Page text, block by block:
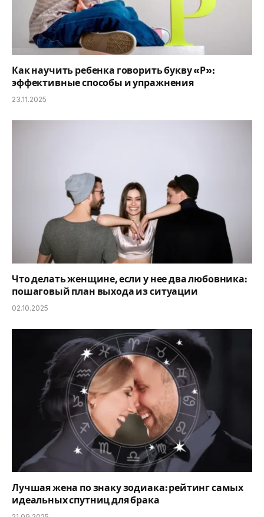
Как научить ребенка говорить букву «Р»:
эффективные способы и упражнения
23.11.2025
Что делать женщине, если у нее два любовника:
пошаговый план выхода из ситуации
02.10.2025
Лучшая жена по знаку зодиака: рейтинг самых
идеальных спутниц для брака